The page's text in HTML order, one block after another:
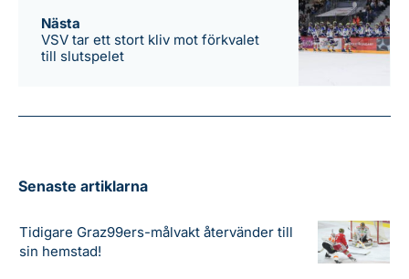
Nästa
VSV tar ett stort kliv mot förkvalet
till slutspelet
Senaste artiklarna
Tidigare Graz99ers-målvakt återvänder till
sin hemstad!